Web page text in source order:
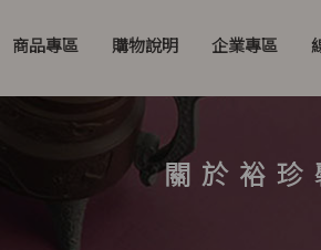
商品專區 購物說明 企業專區
關於裕珍